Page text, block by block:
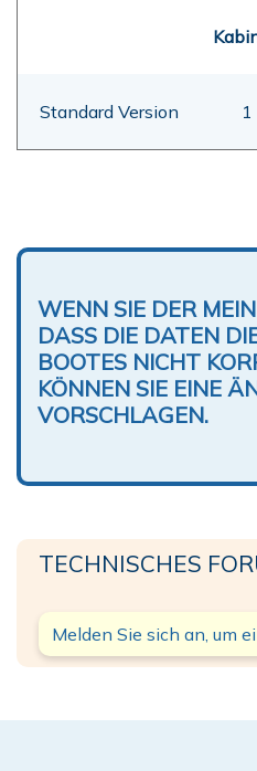
Standard Version 1
WENN SIE DER
DASS DIE DATEN
BOOTES NICHT
KÖNNEN SIE EINE
VORSCHLAGEN.
TECHNISCHES
Melden Sie sich an, um